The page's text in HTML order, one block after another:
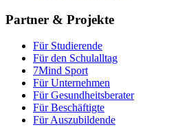
Partner & Projekte
Für Stu­die­rende
Für den Schulalltag
7Mind Sport
Für Unter­neh­men
Für Gesund­heits­be­ra­ter
Für Beschäftigte
Für Auszubildende